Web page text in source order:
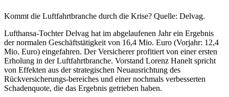
Kommt die Luftfahrtbranche durch die Krise? Quelle: Delvag.
Lufthansa-Tochter Delvag hat im abgelaufenen Jahr ein Ergebnis
der normalen Geschäftstätigkeit von 16,4 Mio. Euro (Vorjahr: 12,4
Mio. Euro) eingefahren. Der Versicherer profitiert von einer ersten
Erholung in der Luftfahrtbranche. Vorstand Lorenz Hanelt spricht
von Effekten aus der strategischen Neuausrichtung des
Rückversicherungs-bereiches und einer nochmals verbesserten
Schadenquote, die das Ergebnis getrieben haben.